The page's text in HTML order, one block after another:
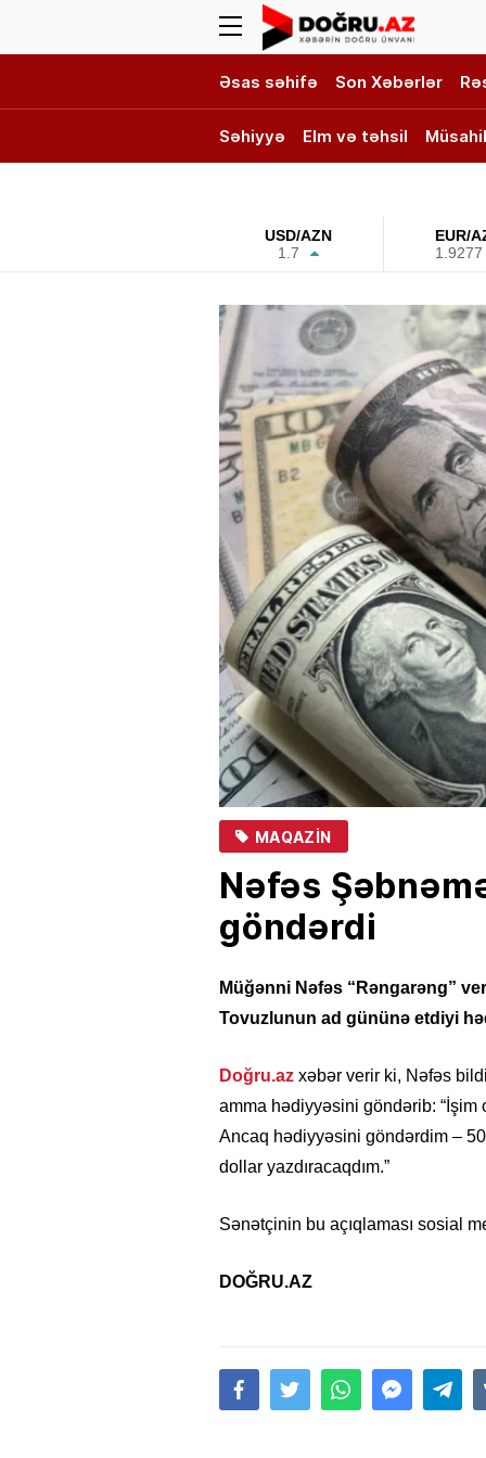
Əsas səhifə Son Xəbərlər
Səhiyyə Elm və təhsil
USD/AZN
1.7
EUR/
1.9277
MAQAZIN
Nəfəs
göndərdi
Müğənni Nəfəs “Rəngarəng”
Tovuzlunun ad gününə etdiyi
Doğru.az xəbər verir ki, Nəfəs
amma hədiyyəsini göndərib:
Ancaq hədiyyəsini göndərdim –
dollar yazdıracaqdım.”
Sənətçinin bu açıqlaması sosial
DOĞRU.AZ